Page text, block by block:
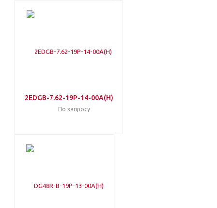
2EDGB-7.62-19P-14-00A(H)
По запросу